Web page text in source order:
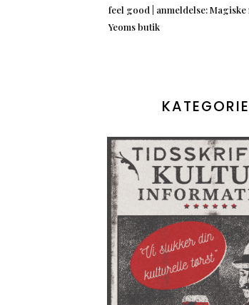
feel good | anmeldelse:
Yeoms butik